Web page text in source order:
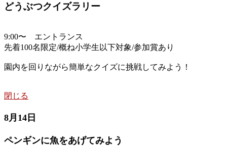
どうぶつクイズラリー
9:00〜 エントランス
先着100名限定/概ね小学生以下対象/参加賞あり
園内を回りながら簡単なクイズに挑戦してみよう！
閉じる
8月14日
ペンギンに魚をあげてみよう